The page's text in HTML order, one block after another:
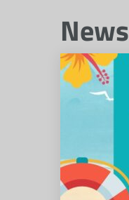
News